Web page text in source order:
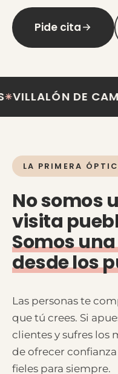
Pide cita
DE CAMPOS✳
LA PRIMERA
No somos
visita
Somos
desde los
Las personas te
que tú crees. Si
clientes y sufres los
de ofrecer
fieles para siempre.